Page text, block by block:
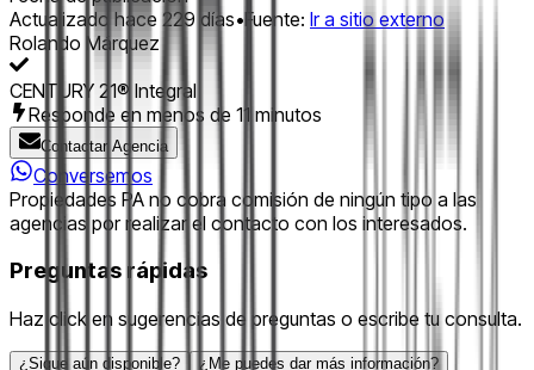
Actualizado hace 229 días•Fuente: Ir a sitio externo
Rolando Márquez
CENTURY 21® Integral
Responde en menos de 11 minutos
Contactar Agencia
Conversemos
Propiedades PA no cobra comisión de ningún tipo a las
agencias por realizar el contacto con los interesados.
Preguntas rápidas
Haz click en sugerencias de preguntas o escribe tu consulta.
¿Sigue aún disponible?
¿Me puedes dar más información?